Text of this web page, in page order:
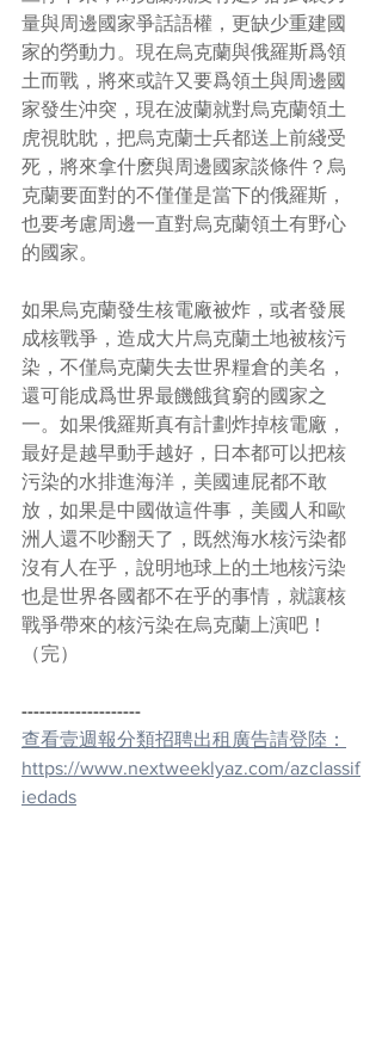
量與周邊國家爭話語權，更缺少重建國
家的勞動力。現在烏克蘭與俄羅斯爲領
土而戰，將來或許又要爲領土與周邊國
家發生沖突，現在波蘭就對烏克蘭領土
虎視眈眈，把烏克蘭士兵都送上前綫受
死，將來拿什麽與周邊國家談條件？烏
克蘭要面對的不僅僅是當下的俄羅斯，
也要考慮周邊一直對烏克蘭領土有野心
的國家。
如果烏克蘭發生核電廠被炸，或者發展
成核戰爭，造成大片烏克蘭土地被核污
染，不僅烏克蘭失去世界糧倉的美名，
還可能成爲世界最饑餓貧窮的國家之
一。如果俄羅斯真有計劃炸掉核電廠，
最好是越早動手越好，日本都可以把核
污染的水排進海洋，美國連屁都不敢
放，如果是中國做這件事，美國人和歐
洲人還不吵翻天了，既然海水核污染都
沒有人在乎，說明地球上的土地核污染
也是世界各國都不在乎的事情，就讓核
戰爭帶來的核污染在烏克蘭上演吧！
（完）
--------------------
查看壹週報分類招聘出租廣告請登陸：
https://www.nextweeklyaz.com/azclassif
iedads